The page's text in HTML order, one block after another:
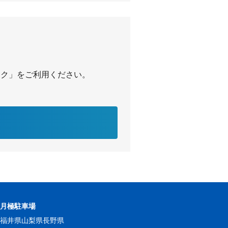
」をご利用ください。
極駐車場
福井県山梨県長野県